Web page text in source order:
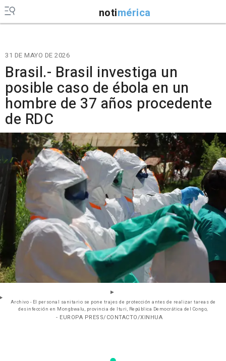
notimérica
31 DE MAYO DE 2026
Brasil.- Brasil investiga un
posible caso de ébola en un
hombre de 37 años procedente
de RDC
Archivo - El personal sanitario se pone trajes de protección antes de realizar tareas de
desinfección en Mongbwalu, provincia de Ituri, República Democrática del Congo,
- EUROPA PRESS/CONTACTO/XINHUA